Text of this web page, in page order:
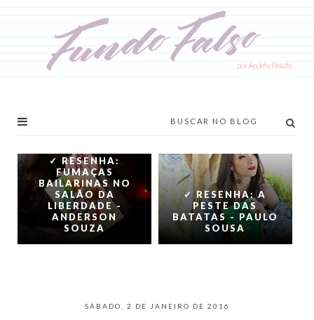
✓ RESENHA:
FUMAÇAS
BAILARINAS NO
SALÃO DA
LIBERDADE -
ANDERSON
SOUZA
✓ RESENHA: A
PESTE DAS
BATATAS - PAULO
SOUSA
SÁBADO, 2 DE JANEIRO DE 2016